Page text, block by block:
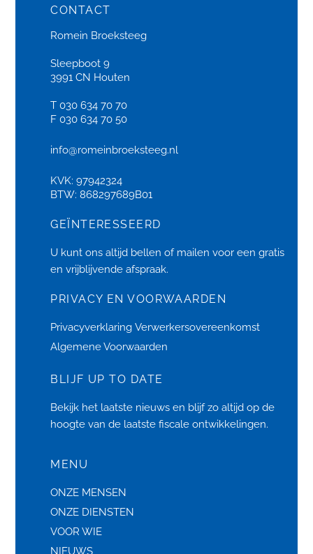
CONTACT
Romein Broeksteeg
Sleepboot 9
3991 CN Houten
T 030 634 70 70
F 030 634 70 50
info@romeinbroeksteeg.nl
KVK: 97942324
BTW: 868297689B01
GEÏNTERESSEERD
U kunt ons altijd bellen of mailen voor een gratis
en vrijblijvende afspraak.
PRIVACY EN VOORWAARDEN
Privacyverklaring Verwerkersovereenkomst
Algemene Voorwaarden
BLIJF UP TO DATE
Bekijk het laatste nieuws en blijf zo altijd op de
hoogte van de laatste fiscale ontwikkelingen.
MENU
ONZE MENSEN
ONZE DIENSTEN
VOOR WIE